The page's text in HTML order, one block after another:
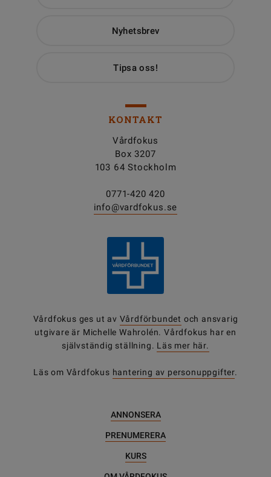
Nyhetsbrev
Tipsa oss!
KONTAKT
Vårdfokus
Box 3207
103 64 Stockholm
0771-420 420
info@vardfokus.se
Vårdfokus ges ut av Vårdförbundet och ansvarig
utgivare är Michelle Wahrolén. Vårdfokus har en
självständig ställning. Läs mer här.
Läs om Vårdfokus hantering av personuppgifter.
ANNONSERA
PRENUMERERA
KURS